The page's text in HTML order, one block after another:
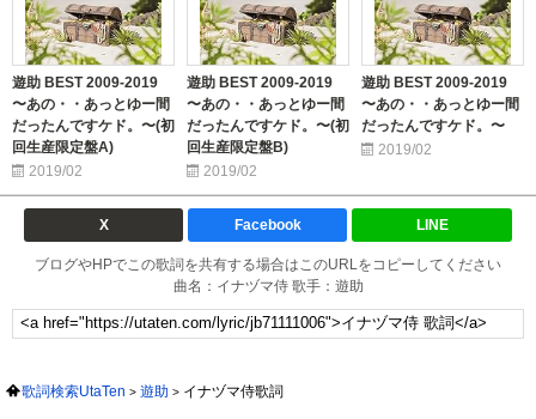
遊助 BEST 2009-2019
〜あの・・あっとゆー間
だったんですケド。〜(初
回生産限定盤A)
2019/02
遊助 BEST 2009-2019
〜あの・・あっとゆー間
だったんですケド。〜(初
回生産限定盤B)
2019/02
遊助 BEST 2009-2019
〜あの・・あっとゆー間
だったんですケド。〜
2019/02
X Facebook LINE
ブログやHPでこの歌詞を共有する場合はこのURLをコピーしてください
曲名：イナヅマ侍 歌手：遊助
歌詞検索UtaTen 遊助 イナヅマ侍歌詞